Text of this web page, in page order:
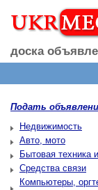
доска
Подать
Недвижимость
Авто, мото
Бытовая техника
Средства связи
Компьютеры,